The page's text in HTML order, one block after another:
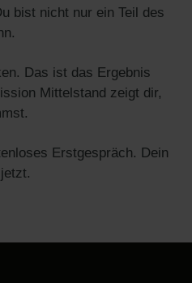
bist nicht nur ein Teil des
Das ist das Ergebnis
Mittelstand zeigt dir,
Erstgespräch. Dein